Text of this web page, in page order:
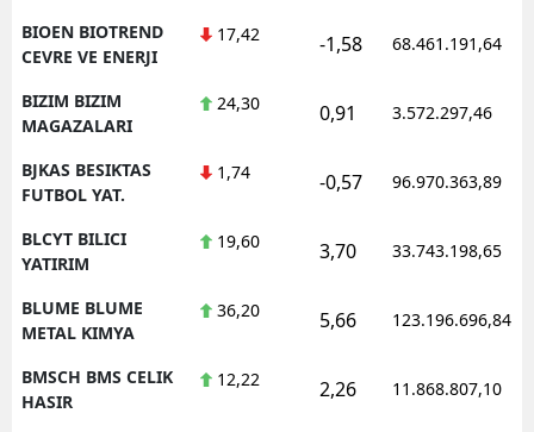
BIOEN BIOTREND
CEVRE VE ENERJI
17,42 -1,58 68.461.191,64
BIZIM BIZIM
MAGAZALARI
24,30 0,91 3.572.297,46
BJKAS BESIKTAS
FUTBOL YAT.
1,74 -0,57 96.970.363,89
BLCYT BILICI
YATIRIM
19,60 3,70 33.743.198,65
BLUME BLUME
METAL KIMYA
36,20 5,66 123.196.696,84
BMSCH BMS CELIK
HASIR
12,22 2,26 11.868.807,10